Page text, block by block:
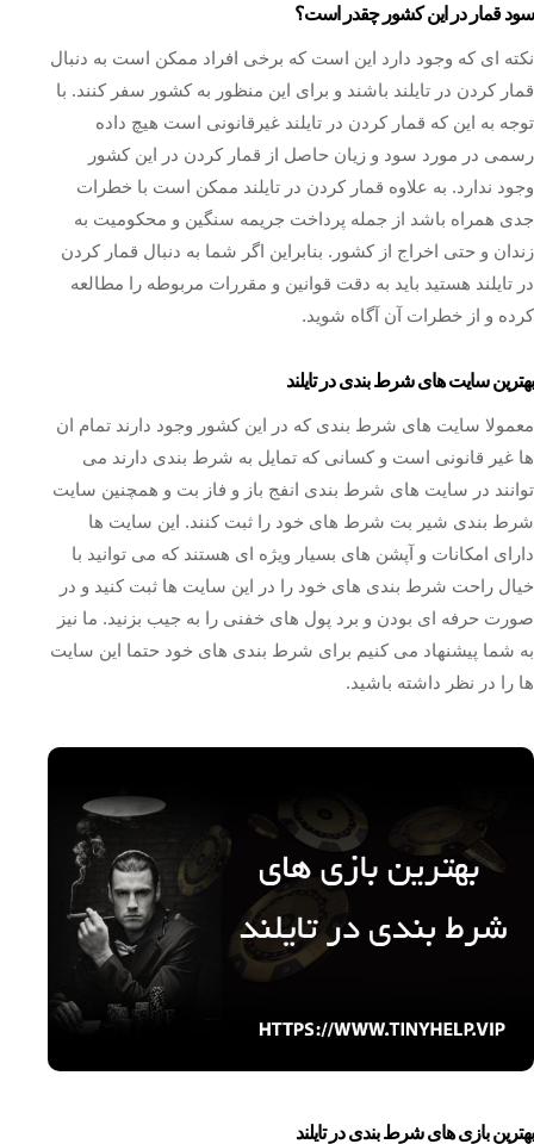
سود قمار در این کشور چقدر است؟
نکته ای که وجود دارد این است که برخی افراد ممکن است به دنبال
قمار کردن در تایلند باشند و برای این منظور به کشور سفر کنند. با
توجه به این که قمار کردن در تایلند غیرقانونی است هیچ داده
رسمی در مورد سود و زیان حاصل از قمار کردن در این کشور
وجود ندارد. به علاوه قمار کردن در تایلند ممکن است با خطرات
جدی همراه باشد از جمله پرداخت جریمه سنگین و محکومیت به
زندان و حتی اخراج از کشور. بنابراین اگر شما به دنبال قمار کردن
در تایلند هستید باید به دقت قوانین و مقررات مربوطه را مطالعه
کرده و از خطرات آن آگاه شوید.
بهترین سایت های شرط بندی در تایلند
معمولا سایت های شرط بندی که در این کشور وجود دارند تمام ان
ها غیر قانونی است و کسانی که تمایل به شرط بندی دارند می
توانند در سایت های شرط بندی انفج باز و فاز بت و همچنین سایت
شرط بندی شیر بت شرط های خود را ثبت کنند. این سایت ها
دارای امکانات و آپشن های بسیار ویژه ای هستند که می توانید با
خیال راحت شرط بندی های خود را در این سایت ها ثبت کنید و در
صورت حرفه ای بودن و برد پول های خفنی را به جیب بزنید. ما نیز
به شما پیشنهاد می کنیم برای شرط بندی های خود حتما این سایت
ها را در نظر داشته باشید.
بهترین بازی های شرط بندی در تایلند